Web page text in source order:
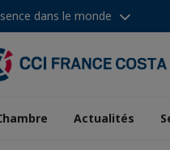
dans le monde
Actualités